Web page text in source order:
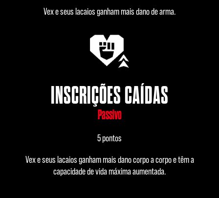
Vex e seus lacaios ganham mais dano de arma.
INSCRIÇÕES CAÍDAS
Passivo
5 pontos
Vex e seus lacaios ganham mais dano corpo a corpo e têm a
capacidade de vida máxima aumentada.